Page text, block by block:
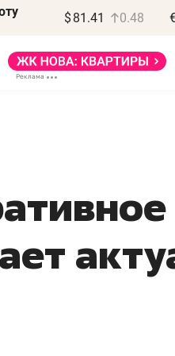
$ 81.41 0.48
Василь Мазитов
МАРТ
зная местных
бизнес может